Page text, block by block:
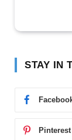
STAY IN
Pinterest